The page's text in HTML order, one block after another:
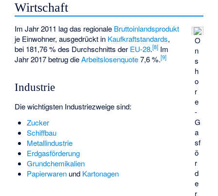
Wirtschaft
O
n
s
h
o
r
e
-
G
a
sf
ö
r
d
e
r
Im Jahr 2011 lag das regionale Bruttoinlandsprodukt
je Einwohner, ausgedrückt in Kaufkraftstandards,
bei 181,76 % des Durchschnitts der EU-28.[8] Im
Jahr 2017 betrug dieArbeitslosenquote7,6 %.[9]
Industrie
Die wichtigsten Industriezweige sind:
Zucker
Schiffbau
Metallindustrie
Erdgasförderung
Grundchemikalien
Papierwarenund Kartonagen